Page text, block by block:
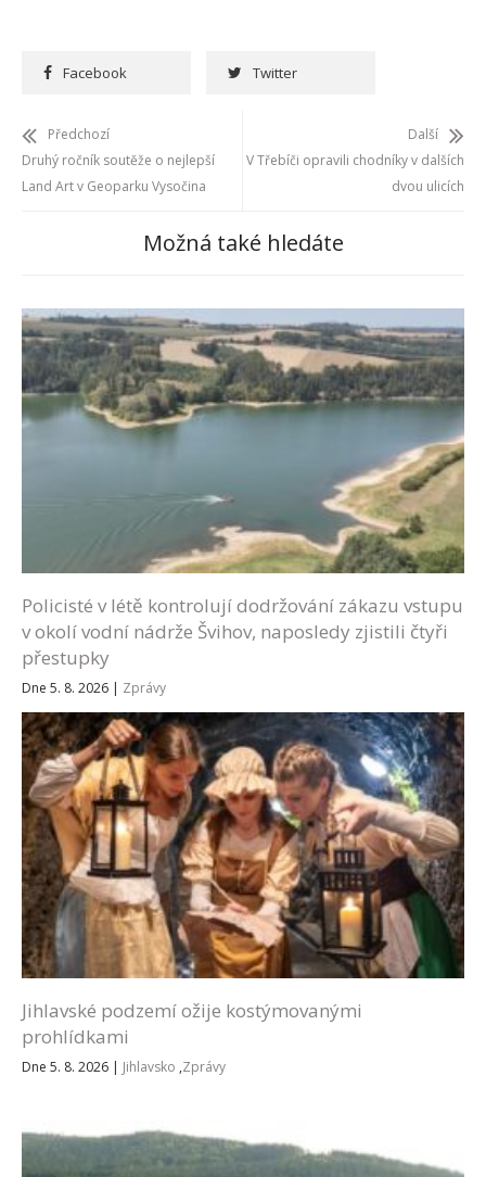
Facebook Twitter
Předchozí
Druhý ročník soutěže o nejlepší
Land Art v Geoparku Vysočina
Další
V Třebíči opravili chodníky v dalších
dvou ulicích
Možná také hledáte
Policisté v létě kontrolují dodržování zákazu vstupu
v okolí vodní nádrže Švihov, naposledy zjistili čtyři
přestupky
Dne 5. 8. 2026 | Zprávy
Jihlavské podzemí ožije kostýmovanými
prohlídkami
Dne 5. 8. 2026 | Jihlavsko ,Zprávy